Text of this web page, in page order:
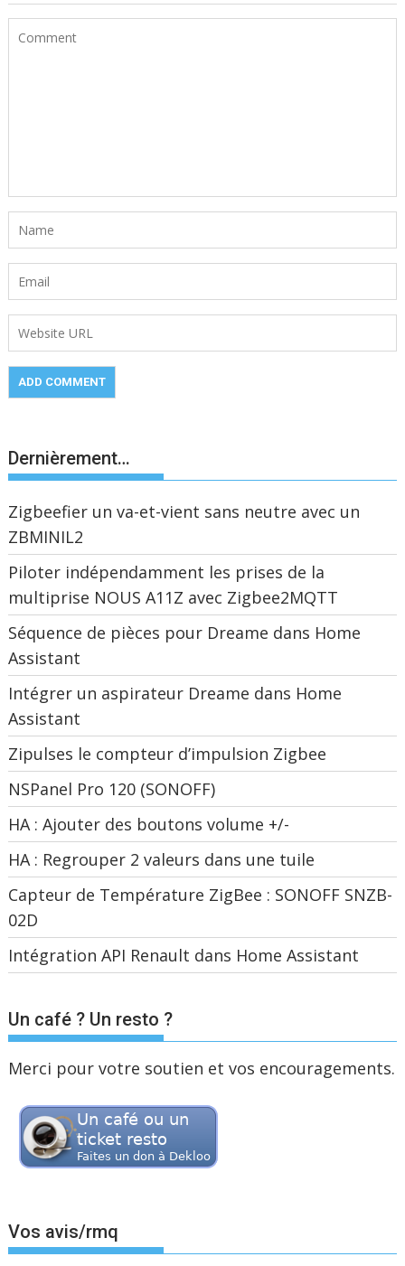
Dernièrement…
Zigbeefier un va-et-vient sans neutre avec un
ZBMINIL2
Piloter indépendamment les prises de la
multiprise NOUS A11Z avec Zigbee2MQTT
Séquence de pièces pour Dreame dans Home
Assistant
Intégrer un aspirateur Dreame dans Home
Assistant
Zipulses le compteur d’impulsion Zigbee
NSPanel Pro 120 (SONOFF)
HA : Ajouter des boutons volume +/-
HA : Regrouper 2 valeurs dans une tuile
Capteur de Température ZigBee : SONOFF SNZB-
02D
Intégration API Renault dans Home Assistant
Un café ? Un resto ?
Merci pour votre soutien et vos encouragements.
Vos avis/rmq